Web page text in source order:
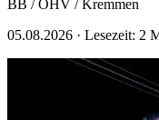
BB / OHV / Kremmen
05.08.2026 · Lesezeit: 2